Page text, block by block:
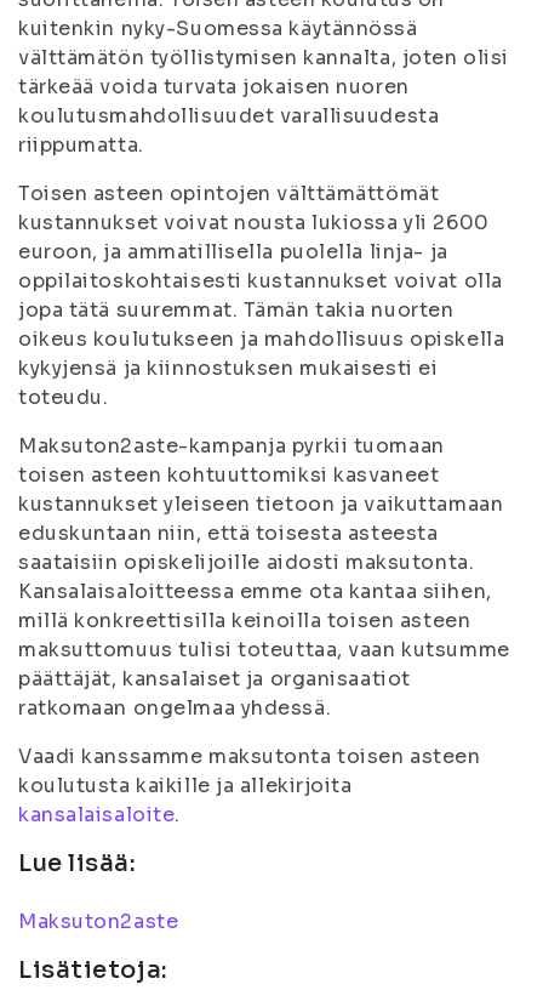
kuitenkin nyky-Suomessa käytännössä
välttämätön työllistymisen kannalta, joten olisi
tärkeää voida turvata jokaisen nuoren
koulutusmahdollisuudet varallisuudesta
riippumatta.
Toisen asteen opintojen välttämättömät
kustannukset voivat nousta lukiossa yli 2600
euroon, ja ammatillisella puolella linja- ja
oppilaitoskohtaisesti kustannukset voivat olla
jopa tätä suuremmat. Tämän takia nuorten
oikeus koulutukseen ja mahdollisuus opiskella
kykyjensä ja kiinnostuksen mukaisesti ei
toteudu.
Maksuton2aste-kampanja pyrkii tuomaan
toisen asteen kohtuuttomiksi kasvaneet
kustannukset yleiseen tietoon ja vaikuttamaan
eduskuntaan niin, että toisesta asteesta
saataisiin opiskelijoille aidosti maksutonta.
Kansalaisa­loitteessa emme ota kantaa siihen,
millä konkreettisilla keinoilla toisen asteen
maksuttomuus tulisi toteuttaa, vaan kutsumme
päättäjät, kansalaiset ja organisaatiot
ratkomaan ongelmaa yhdessä.
Vaadi kanssamme maksutonta toisen asteen
koulutusta kaikille ja allekirjoita
kansalaisaloite.
Lue lisää:
Maksuton2aste
Lisätietoja: